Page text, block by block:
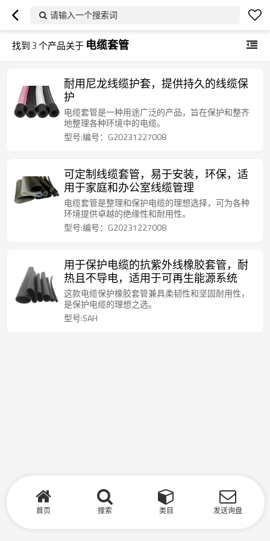
请输入一个搜索词
找到3个产品关于 电缆套管
耐用尼龙线缆护套，提供持久的线缆保
护
电缆套管是一种用途广泛的产品，旨在保护和整齐
地整理各种环境中的电缆。
型号:编号：G20231227008
可定制线缆套管，易于安装，环保，适
用于家庭和办公室线缆管理
电缆套管是整理和保护电缆的理想选择，可为各种
环境提供卓越的绝缘性和耐用性。
型号:编号：G20231227008
用于保护电缆的抗紫外线橡胶套管，耐
热且不导电，适用于可再生能源系统
这款电缆保护橡胶套管兼具柔韧性和坚固耐用性，
是保护电缆的理想之选。
型号:SAH
首页 搜索 类目 发送询盘